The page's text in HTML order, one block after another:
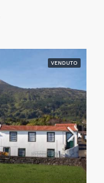
VENDUTO